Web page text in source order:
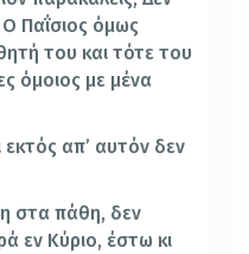
Ο Παΐσιος όμως
του και τότε του
όμοιος με μένα
εκτός απ’ αυτόν δεν
στα πάθη, δεν
εν Κύριο, έστω κι